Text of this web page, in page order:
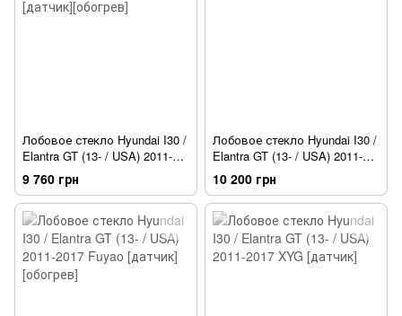
Лобовое стекло Hyundai I30 /
Elantra GT (13- / USA) 2011-
2017 HYUNDAI/KIA [датчик]
[обогрев]
9 760 грн
Лобовое стекло Hyundai I30 /
Elantra GT (13- / USA) 2011-
2017 GUARDIAN [датчик]
[обогрев]
10 200 грн